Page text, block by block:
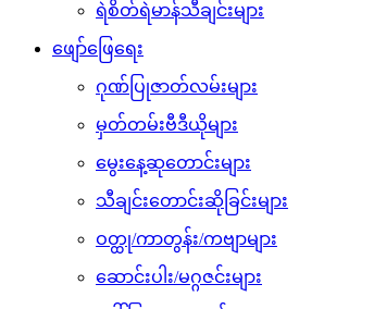
ရဲစိတ်ရဲမာန်သီချင်းများ
ဖျော်ဖြေရေး
ဂုဏ်ပြုဇာတ်လမ်းများ
မှတ်တမ်းဗီဒီယိုများ
မွေးနေ့ဆုတောင်းများ
သီချင်းတောင်းဆိုခြင်းများ
ဝတ္ထု/ကာတွန်း/ကဗျာများ
ဆောင်းပါး/မဂ္ဂဇင်းများ